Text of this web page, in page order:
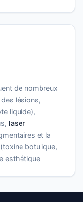
de nombreux
lésions,
liquide),
laser
et la
(toxine botulique,
esthétique.